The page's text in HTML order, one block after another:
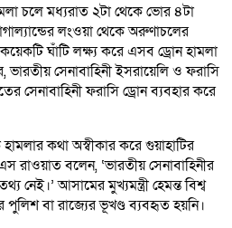
চলে মধ্যরাত ২টা থেকে ভোর ৪টা
লংওয়া থেকে অরুণাচলের
ঘাঁটি লক্ষ্য করে এসব ড্রোন হামলা
সেনাবাহিনী ইসরায়েলি ও ফরাসি
সেনাবাহিনী ফরাসি ড্রোন ব্যবহার করে
কথা অস্বীকার করে গুয়াহাটির
রাওয়াত বলেন, ‘ভারতীয় সেনাবাহিনীর
আসামের মুখ্যমন্ত্রী হেমন্ত বিশ্ব
বা রাজ্যের ভূখণ্ড ব্যবহৃত হয়নি।